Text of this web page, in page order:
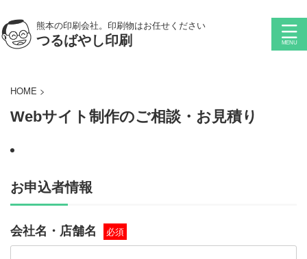
熊本の印刷会社。印刷物はお任せください
つるばやし印刷
HOME >
Webサイト制作のご相談・お見積り
お申込者情報
会社名・店舗名 必須